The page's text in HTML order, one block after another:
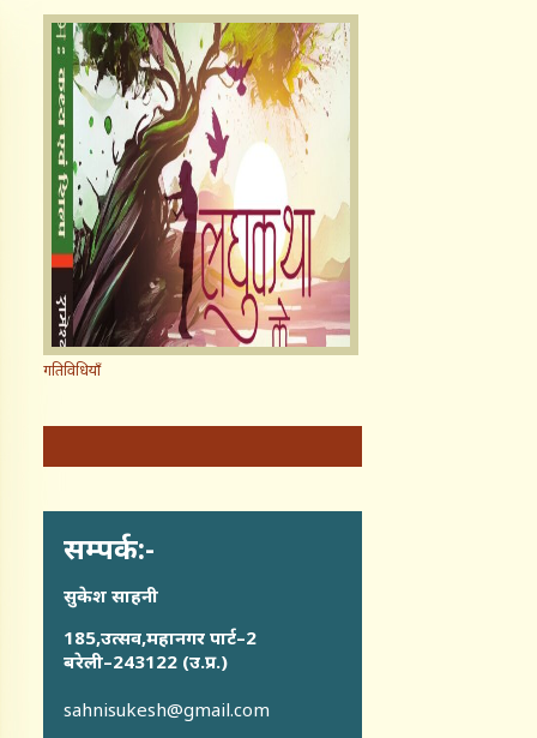
गतिविधियाँ
सम्पर्क:-
सुकेश साहनी
185,उत्सव,महानगर पार्ट–2
बरेली–243122 (उ.प्र.)
sahnisukesh@gmail.com